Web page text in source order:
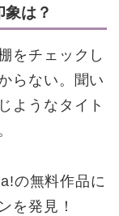
は？
をチェックし
らない。聞い
ようなタイト
の無料作品に
を発見！